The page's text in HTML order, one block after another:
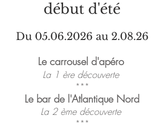
début d'été
Du 05.06.2026 au 2.08.26
Le carrousel d'apéro
La 1 ère découverte
***
Le bar de l'Atlantique Nord
La 2 ème découverte
***